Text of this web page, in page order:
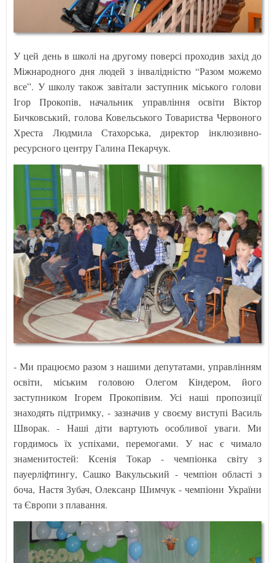
У цей день в школі на другому поверсі проходив захід до
Міжнародного дня людей з інвалідністю “Разом можемо
все”. У школу також завітали заступник міського голови
Ігор Прокопів, начальник управління освіти Віктор
Бичковський, голова Ковельського Товариства Червоного
Хреста Людмила Стахорська, директор інклюзивно-
ресурсного центру Галина Пекарчук.
- Ми працюємо разом з нашими депутатами, управлінням
освіти, міським головою Олегом Кіндером, його
заступником Ігорем Прокопівим. Усі наші пропозиції
знаходять підтримку, - зазначив у своєму виступі Василь
Шворак. - Наші діти вартують особливої уваги. Ми
гордимось їх успіхами, перемогами. У нас є чимало
знаменитостей: Ксенія Токар - чемпіонка світу з
пауерліфтингу, Сашко Вакульський - чемпіон області з
боча, Настя Зубач, Олексанр Шимчук - чемпіони України
та Європи з плавання.